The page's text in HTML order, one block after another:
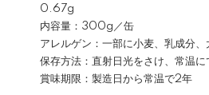
0.67g
内容量：300g／缶
アレルゲン：一部に小麦、乳成分、
保存方法：直射日光をさけ、常温に
賞味期限：製造日から常温で2年